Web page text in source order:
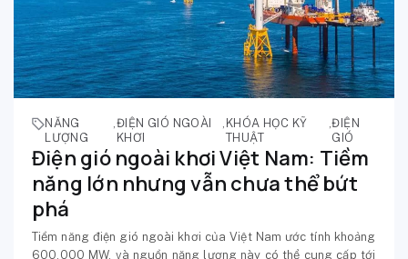
NĂNG
LƯỢNG
,ĐIỆN GIÓ NGOÀI
KHƠI
, KHÓA HỌC KỸ
THUẬT
,ĐIỆN
GIÓ
Điện gió ngoài khơi Việt Nam: Tiềm
năng lớn nhưng vẫn chưa thể bứt
phá
Tiềm năng điện gió ngoài khơi của Việt Nam ước tính khoảng
600.000 MW, và nguồn năng lượng này có thể cung cấp tới